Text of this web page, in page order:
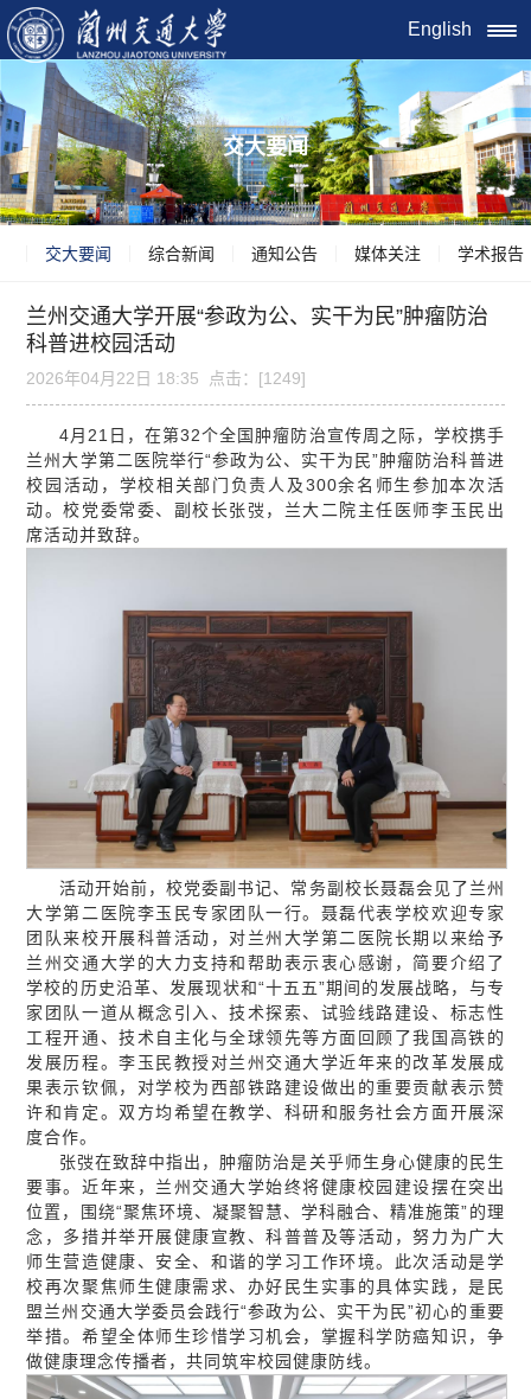
English
交大要闻
交大要闻 综合新闻 通知公告 媒体关注 学术报告
兰州交通大学开展“参政为公、实干为民”肿瘤防治
科普进​校园活动
2026年04月22日 18:35 点击：[1249]
4月21日，在第32个全国肿瘤防治宣传周之际，学校携手
兰州大学第二医院举行“参政为公、实干为民”肿瘤防治科普进
校园活动，学校相关部门负责人及300余名师生参加本次活
动。校党委常委、副校长张弢，兰大二院主任医师李玉民出
席活动并致辞。
活动开始前，校党委副书记、常务副校长聂磊会见了兰州
大学第二医院李玉民专家团队一行。聂磊代表学校欢迎专家
团队来校开展科普活动，对兰州大学第二医院长期以来给予
兰州交通大学的大力支持和帮助表示衷心感谢，简要介绍了
学校的历史沿革、发展现状和“十五五”期间的发展战略，与专
家团队一道从概念引入、技术探索、试验线路建设、标志性
工程开通、技术自主化与全球领先等方面回顾了我国高铁的
发展历程。李玉民教授对兰州交通大学近年来的改革发展成
果表示钦佩，对学校为西部铁路建设做出的重要贡献表示赞
许和肯定。双方均希望在教学、科研和服务社会方面开展深
度合作。
张弢在致辞中指出，肿瘤防治是关乎师生身心健康的民生
要事。近年来，兰州交通大学始终将健康校园建设摆在突出
位置，围绕“聚焦环境、凝聚智慧、学科融合、精准施策”的理
念，多措并举开展健康宣教、科普普及等活动，努力为广大
师生营造健康、安全、和谐的学习工作环境。此次活动是学
校再次聚焦师生健康需求、办好民生实事的具体实践，是民
盟兰州交通大学委员会践行“参政为公、实干为民”初心的重要
举措。希望全体师生珍惜学习机会，掌握科学防癌知识，争
做健康理念传播者，共同筑牢校园健康防线。